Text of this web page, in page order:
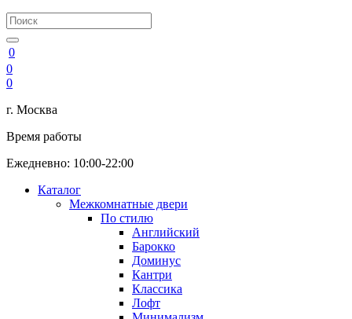
0
0
0
г. Москва
Время работы
Ежедневно: 10:00-22:00
Каталог
Межкомнатные двери
По стилю
Английский
Барокко
Доминус
Кантри
Классика
Лофт